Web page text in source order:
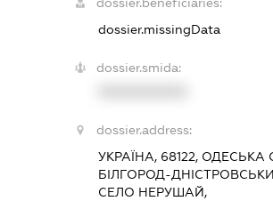
dossier.beneficiaries:
dossier.missingData
dossier.smida:
dossier.address:
УКРАЇНА, 68122, ОДЕСЬКА
БІЛГОРОД-
СЕЛО НЕРУШАЙ,